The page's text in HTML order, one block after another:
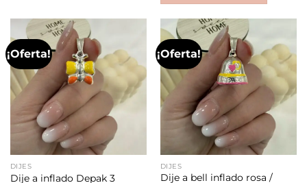
¡Oferta!
DIJES
Dije a inflado Depak 3
¡Oferta!
DIJES
Dije a bell inflado rosa /